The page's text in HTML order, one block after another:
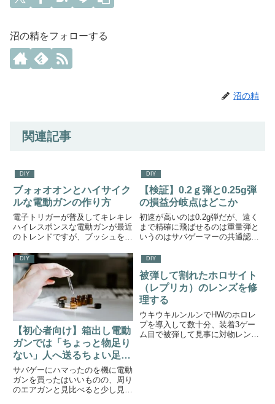
沼の精をフォローする
沼の精
関連記事
DIY
ブォォオオンとハイサイク
ルな電動ガンの作り方
電子トリガーが普及してキレキレ
ハイレスポンスな電動ガンが最近
のトレンドですが、ブッシュを抜
イサイクルが有効。狙うサイクル
によってカスタムレシピは変わっ
てくるので、目標とするサイクル
ごとにこんな感じのカスタムを
DIY
【検証】0.2ｇ弾と0.25g弾
の損益分岐点はどこか
初速が高いのは0.2g弾だが、遠く
まで精確に飛ばせるのは重量弾と
いうのはサバゲーマーの共通認識
われる0.2g弾、0.25g弾の初速と
まで0.2g弾が先に到着するのか計
算してみました...
DIY
【初心者向け】箱出し電動
ガンでは「ちょっと物足り
ない」人へ送るちょい足し
カスタム
サバゲーにハマったのを機に電動
ガンを買ったはいいものの、周り
のエアガンと見比べると少し見劣
DIY
被弾して割れたホロサイト
（レプリカ）のレンズを修
理する
ウキウキルンルンでHWのホロレ
プを導入して数十分、装着3ゲー
ム目で被弾して見事に対物レンズ